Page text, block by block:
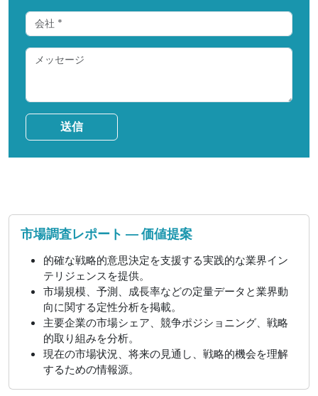
送信
市場調査レポート ― 価値提案
的確な戦略的意思決定を支援する実践的な業界イン
テリジェンスを提供。
市場規模、予測、成長率などの定量データと業界動
向に関する定性分析を掲載。
主要企業の市場シェア、競争ポジショニング、戦略
的取り組みを分析。
現在の市場状況、将来の見通し、戦略的機会を理解
するための情報源。